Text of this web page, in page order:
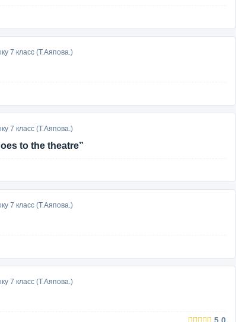
7 класс (Т.Аяпова.)
7 класс (Т.Аяпова.)
to the theatre”
7 класс (Т.Аяпова.)
7 класс (Т.Аяпова.)